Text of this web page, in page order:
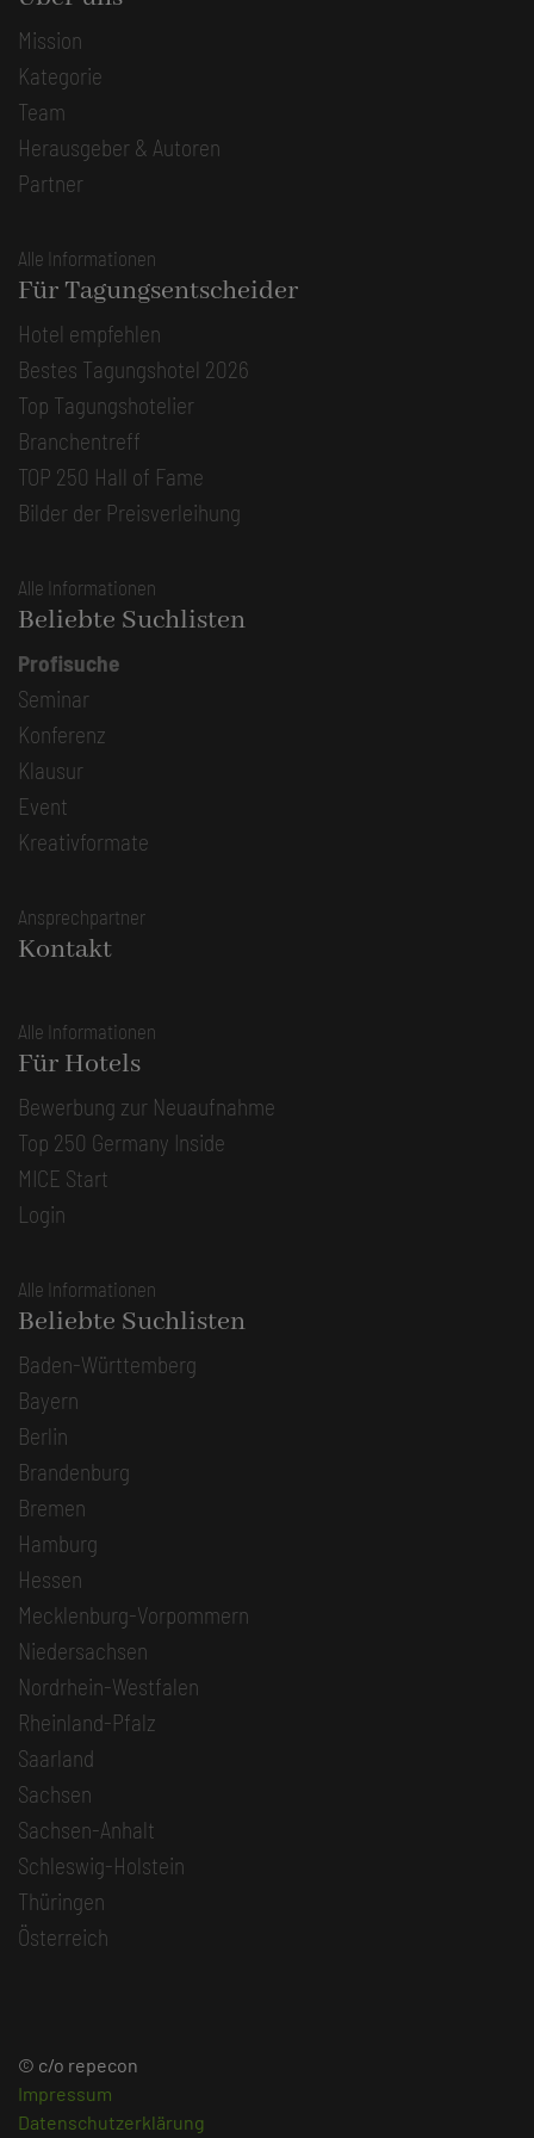
Mission
Kategorie
Team
Herausgeber & Autoren
Partner
Alle Informationen
Für Tagungsentscheider
Hotel empfehlen
Bestes Tagungshotel 2026
Top Tagungshotelier
Branchentreff
TOP 250 Hall of Fame
Bilder der Preisverleihung
Alle Informationen
Beliebte Suchlisten
Profisuche
Seminar
Konferenz
Klausur
Event
Kreativformate
Ansprechpartner
Kontakt
Alle Informationen
Für Hotels
Bewerbung zur Neuaufnahme
Top 250 Germany Inside
MICE Start
Login
Alle Informationen
Beliebte Suchlisten
Baden-Württemberg
Bayern
Berlin
Brandenburg
Bremen
Hamburg
Hessen
Mecklenburg-Vorpommern
Niedersachsen
Nordrhein-Westfalen
Rheinland-Pfalz
Saarland
Sachsen
Sachsen-Anhalt
Schleswig-Holstein
Thüringen
Österreich
© c/o repecon
Impressum
Datenschutzerklärung